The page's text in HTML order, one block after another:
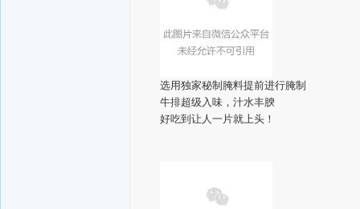
选用独家秘制腌料提前进行腌制
牛排超级入味，汁水丰腴
好吃到让人一片就上头！